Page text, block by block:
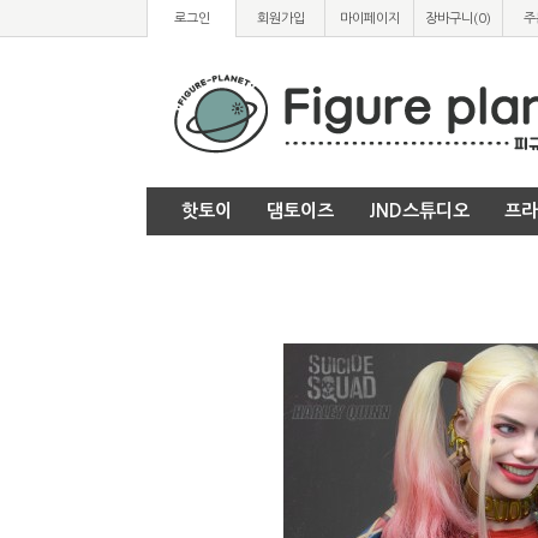
로그인 회원가입 마이페이지 장바구니(0) 주
핫토이 댐토이즈 JND스튜디오 프